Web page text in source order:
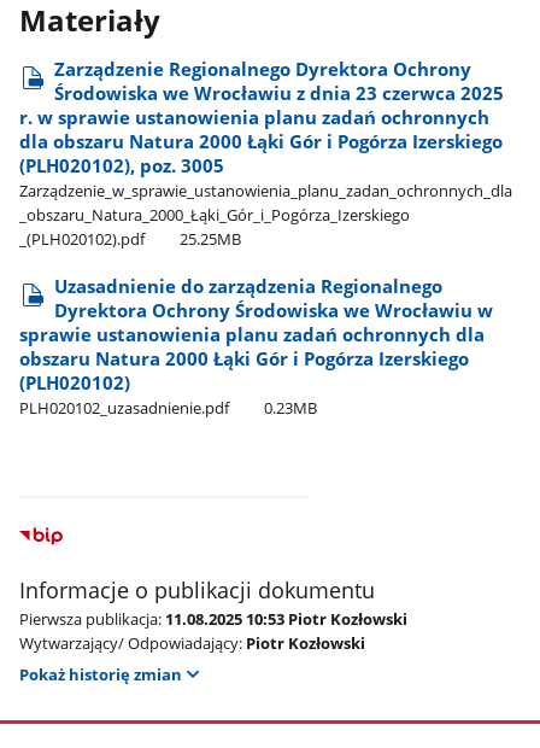
Materiały
Zarządzenie Regionalnego Dyrektora Ochrony
Środowiska we Wrocławiu z dnia 23 czerwca 2025
r. w sprawie ustanowienia planu zadań ochronnych
dla obszaru Natura 2000 Łąki Gór i Pogórza Izerskiego
(PLH020102), poz. 3005
Zarządzenie​_w​_sprawie​_ustanowienia​_planu​_zadan​_ochronnych​_dla​
_obszaru​_Natura​_2000​_Łąki​_Gór​_i​_Pogórza​_Izerskiego​
_(PLH020102).pdf
25.25MB
Uzasadnienie do zarządzenia Regionalnego
Dyrektora Ochrony Środowiska we Wrocławiu w
sprawie ustanowienia planu zadań ochronnych dla
obszaru Natura 2000 Łąki Gór i Pogórza Izerskiego
(PLH020102)
PLH020102​_uzasadnienie.pdf 0.23MB
Informacje o publikacji dokumentu
Pierwsza publikacja: 11.08.2025 10:53 Piotr Kozłowski
Wytwarzający/ Odpowiadający: Piotr Kozłowski
Pokaż historię zmian